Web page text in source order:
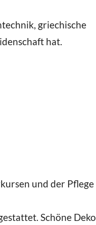
griechische
hat.
und der Pflege
Schöne Deko